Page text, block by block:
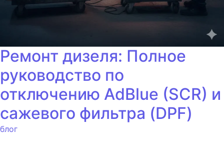
Ремонт дизеля: Полное
руководство по
отключению AdBlue (SCR) и
сажевого фильтра (DPF)
блог